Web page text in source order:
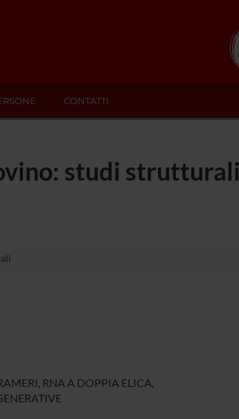
CONTATTI
studi
RNA A DOPPIA ELICA,